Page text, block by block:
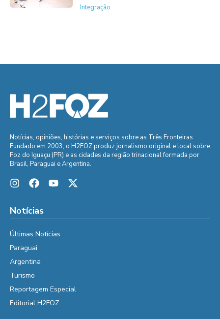
Integração
Notícias, opiniões, histórias e serviços sobre as Três Fronteiras.
Fundado em 2003, o H2FOZ produz jornalismo original e local sobre
Foz do Iguaçu (PR) e as cidades da região trinacional formada por
Brasil, Paraguai e Argentina.
Notícias
Últimas Notícias
Paraguai
Argentina
Turismo
Reportagem Especial
Editorial H2FOZ